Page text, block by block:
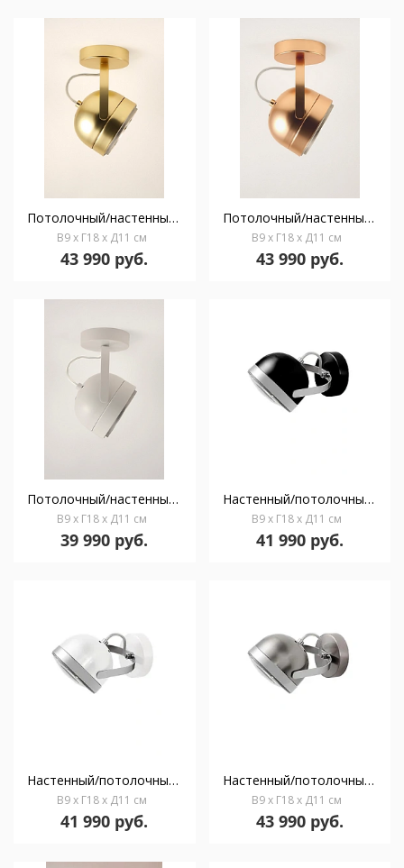
Потолочный/настенный светильник Boogie W1 gold
В9 x Г18 x Д11 см
43 990 руб.
Потолочный/настенный светильник Boogie W1 copper
В9 x Г18 x Д11 см
43 990 руб.
Потолочный/настенный светильник Boogie W1 white
В9 x Г18 x Д11 см
39 990 руб.
Настенный/потолочный светильник Boogie W1 black & chrome
В9 x Г18 x Д11 см
41 990 руб.
Настенный/потолочный светильник Boogie W1 white & chrome
В9 x Г18 x Д11 см
41 990 руб.
Настенный/потолочный светильник Boogie W1 nickel & chrome
В9 x Г18 x Д11 см
43 990 руб.